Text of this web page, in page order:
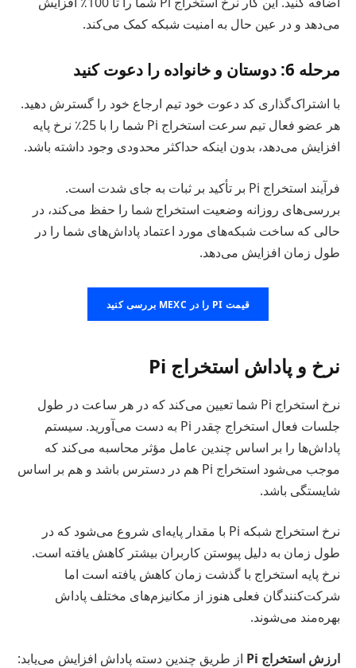
می‌دهد و در عین حال به امنیت شبکه کمک می‌کند.
مرحله 6: دوستان و خانواده را دعوت کنید
با اشتراک‌گذاری کد دعوت خود تیم ارجاع خود را گسترش دهید.
هر عضو فعال تیم سرعت استخراج Pi شما را با 25٪ نرخ پایه
افزایش می‌دهد، بدون اینکه حداکثر محدودی وجود داشته باشد.
فرآیند استخراج Pi بر تأکید بر ثبات به جای شدت است.
بررسی‌های روزانه وضعیت استخراج شما را حفظ می‌کند، در
حالی که ساخت شبکه‌های مورد اعتماد پاداش‌های شما را در
طول زمان افزایش می‌دهد.
قیمت PI را در MEXC بررسی کنید
نرخ و پاداش استخراج Pi
نرخ استخراج Pi شما تعیین می‌کند که در هر ساعت در طول
جلسات فعال استخراج چقدر Pi به دست می‌آورید. سیستم
پاداش‌ها را بر اساس چندین عامل مؤثر محاسبه می‌کند که
موجب می‌شود استخراج Pi هم در دسترس باشد و هم بر اساس
شایستگی باشد.
نرخ استخراج شبکه Pi با مقدار پایه‌ای شروع می‌شود که در
طول زمان به دلیل پیوستن کاربران بیشتر کاهش یافته است.
نرخ پایه استخراج با گذشت زمان کاهش یافته است اما
شرکت‌کنندگان فعلی هنوز از مکانیزم‌های مختلف پاداش
بهره‌مند می‌شوند.
ارزش استخراج Pi از طریق چندین دسته پاداش افزایش می‌یابد: